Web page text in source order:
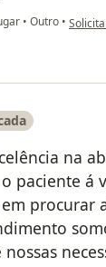
• Outro • na
na
paciente á
procurar